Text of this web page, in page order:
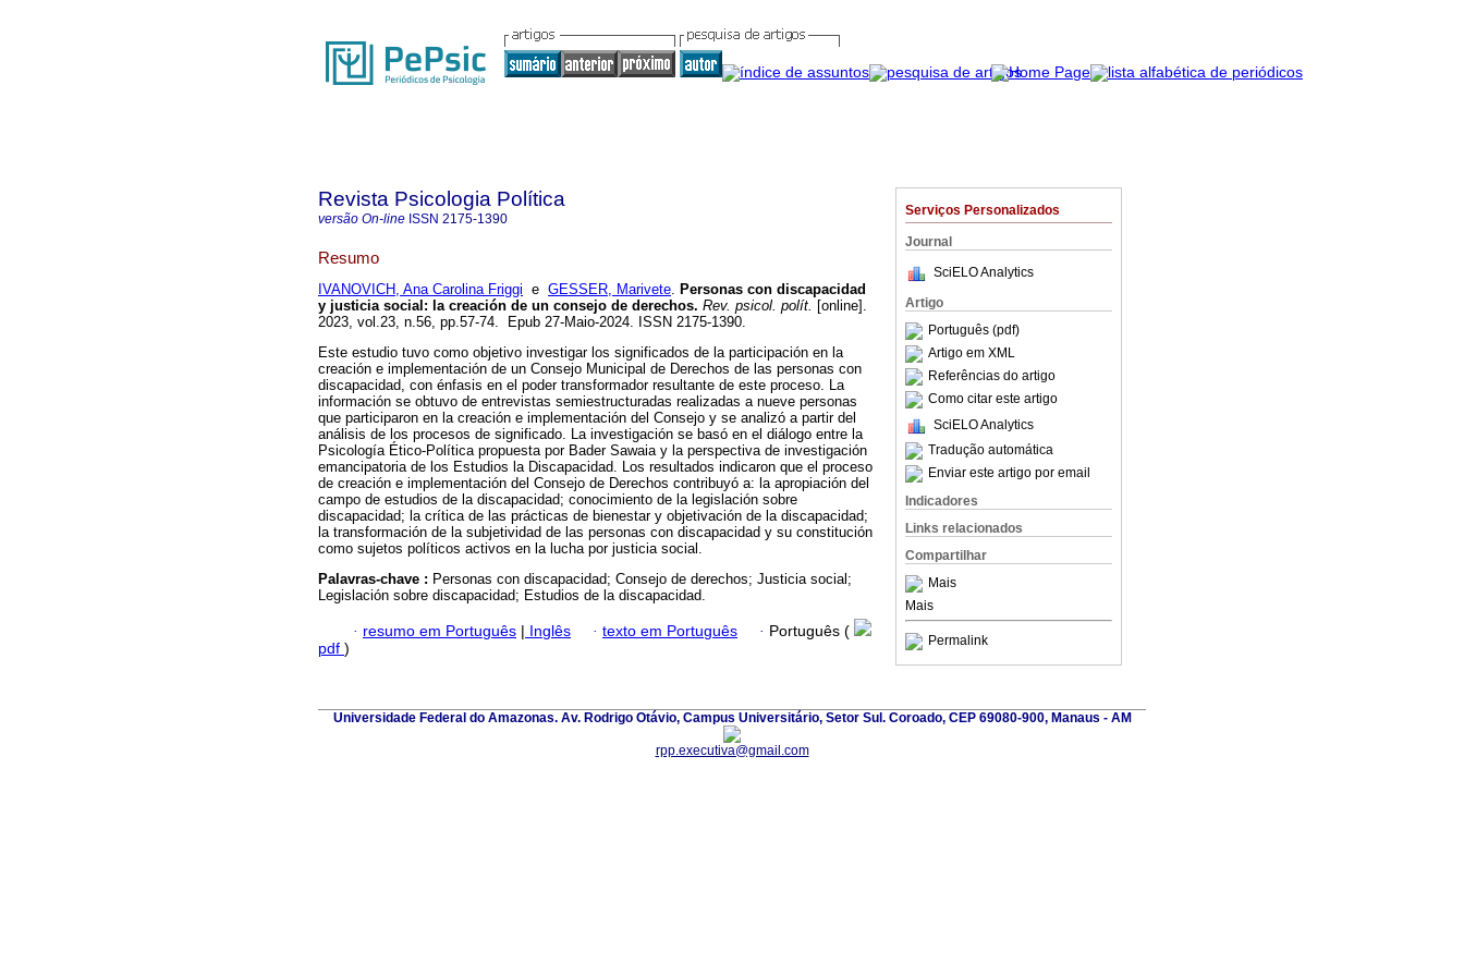
Serviços Personalizados
Journal
SciELO Analytics
Artigo
Português (pdf)
Artigo em XML
Referências do artigo
Como citar este artigo
SciELO Analytics
Tradução automática
Enviar este artigo por email
Indicadores
Links relacionados
Compartilhar
Mais
Mais
Permalink
Revista Psicologia Política
versão On-line ISSN 2175-1390
Resumo
IVANOVICH, Ana Carolina Friggi e GESSER, Marivete. Personas con discapacidad
y justicia social: la creación de un consejo de derechos. Rev. psicol. polít. [online].
2023, vol.23, n.56, pp.57-74. Epub 27-Maio-2024. ISSN 2175-1390.
Este estudio tuvo como objetivo investigar los significados de la participación en la
creación e implementación de un Consejo Municipal de Derechos de las personas con
discapacidad, con énfasis en el poder transformador resultante de este proceso. La
información se obtuvo de entrevistas semiestructuradas realizadas a nueve personas
que participaron en la creación e implementación del Consejo y se analizó a partir del
análisis de los procesos de significado. La investigación se basó en el diálogo entre la
Psicología Ético-Política propuesta por Bader Sawaia y la perspectiva de investigación
emancipatoria de los Estudios la Discapacidad. Los resultados indicaron que el proceso
de creación e implementación del Consejo de Derechos contribuyó a: la apropiación del
campo de estudios de la discapacidad; conocimiento de la legislación sobre
discapacidad; la crítica de las prácticas de bienestar y objetivación de la discapacidad;
la transformación de la subjetividad de las personas con discapacidad y su constitución
como sujetos políticos activos en la lucha por justicia social.
Palavras-chave : Personas con discapacidad; Consejo de derechos; Justicia social;
Legislación sobre discapacidad; Estudios de la discapacidad.
· resumo em Português | Inglês · texto em Português · Português (
pdf )
Universidade Federal do Amazonas. Av. Rodrigo Otávio, Campus Universitário, Setor Sul. Coroado, CEP 69080-900, Manaus - AM
rpp.executiva@gmail.com